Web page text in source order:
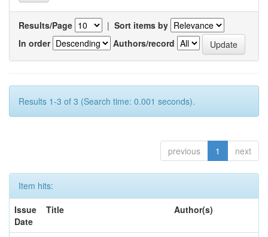
Results/Page | Sort items by
In order
Authors/record
Results 1-3 of 3 (Search time: 0.001 seconds).
previous 1 next
Item hits:
Issue
Date
Title Author(s)